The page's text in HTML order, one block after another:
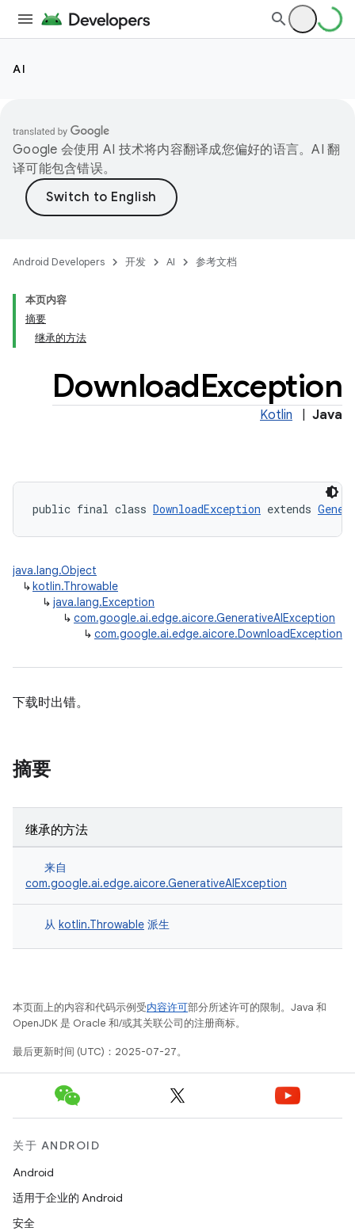
AI
Google 会使用 AI 技术将内容翻译成您偏好的语言。AI 翻
译可能包含错误。
Android Developers 开发 AI 参考文档
本页内容
摘要
继承的方法
DownloadException
Kotlin Java
public final class DownloadException extends
java.lang.Object
↳kotlin.Throwable
↳ java.lang.Exception
↳ com.google.ai.edge.aicore.GenerativeAIException
↳ com.google.ai.edge.aicore.DownloadException
下载时出错。
摘要
继承的方法
来自
com.google.ai.edge.aicore.GenerativeAIException
从 kotlin.Throwable 派生
本页面上的内容和代码示例受内容许可部分所述许可的限制。Java 和
OpenJDK 是 Oracle 和/或其关联公司的注册商标。
最后更新时间 (UTC)：2025-07-27。
关于 ANDROID
Android
适用于企业的 Android
安全